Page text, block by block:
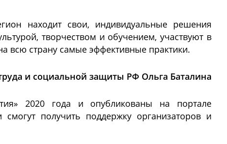
находит свои, индивидуальные решения
творчеством и обучением, участвуют в
всю страну самые эффективные практики.
и социальной защиты РФ Ольга Баталина
2020 года и опубликованы на портале
получить поддержку организаторов и